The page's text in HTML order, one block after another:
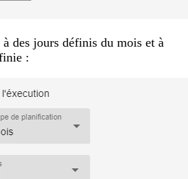
des jours définis du mois et à
: